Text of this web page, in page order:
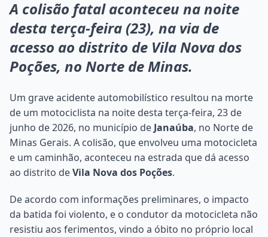
A colisão fatal aconteceu na noite
desta terça-feira (23), na via de
acesso ao distrito de Vila Nova dos
Poções, no Norte de Minas.
Um grave acidente automobilístico resultou na morte
de um motociclista na noite desta terça-feira, 23 de
junho de 2026, no município de Janaúba, no Norte de
Minas Gerais. A colisão, que envolveu uma motocicleta
e um caminhão, aconteceu na estrada que dá acesso
ao distrito deVila Nova dos Poções.
De acordo com informações preliminares, o impacto
da batida foi violento, e o condutor da motocicleta não
resistiu aos ferimentos, vindo a óbito no próprio local